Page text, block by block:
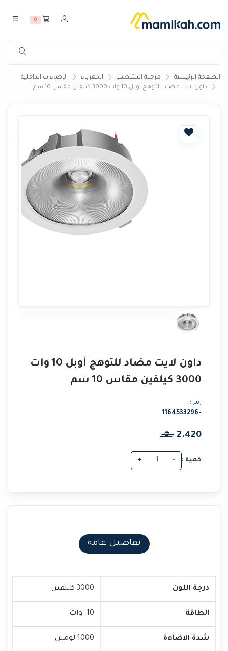
0
☰
الصفحة الرئيسية مرحلة التشطيب الكهرباء
الإضاءات الداخلية
داون لايت مضاد للتوهج أوبل 10 وات 3000 كيلفين مقاس 10 سم
داون لايت مضاد للتوهج أوبل 10 وات
3000 كيلفين مقاس 10 سم
رمز :
-1164533296
2.420
كمية : -
+
تفاصيل عامة
درجة اللون 3000 كيلفين
الطاقة 10 وات
شدة الاضاءة 1000 لومين